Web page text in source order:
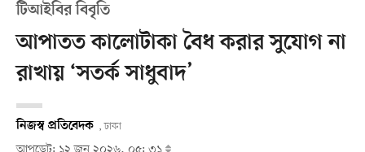
টিআইবির বিবৃতি
আপাতত কালোটাকা বৈধ করার সুযোগ না
রাখায় ‘সতর্ক সাধুবাদ’
নিজস্ব প্রতিবেদক , ঢাকা